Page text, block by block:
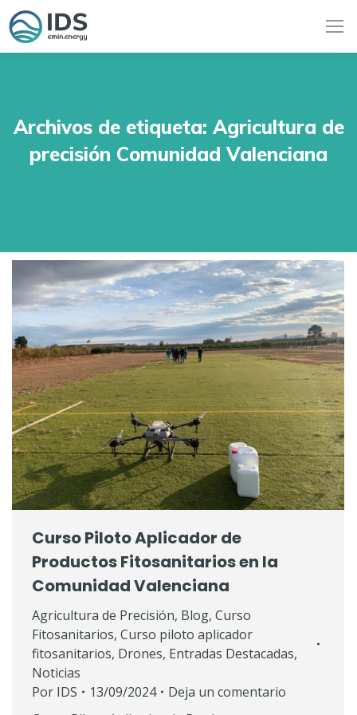
Archivos de etiqueta: Agricultura de
precisión Comunidad Valenciana
Curso Piloto Aplicador de
Productos Fitosanitarios en la
Comunidad Valenciana
Agricultura de Precisión, Blog, Curso
Fitosanitarios, Curso piloto aplicador
fitosanitarios, Drones, Entradas Destacadas,
Noticias
Por IDS 13/09/2024
Deja un comentario